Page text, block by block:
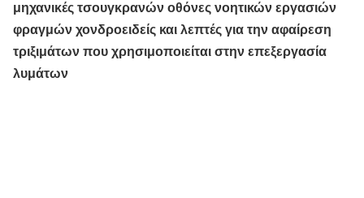
μηχανικές τσουγκρανών οθόνες νοητικών εργασιών
φραγμών χονδροειδείς και λεπτές για την αφαίρεση
τριξιμάτων που χρησιμοποιείται στην επεξεργασία
λυμάτων